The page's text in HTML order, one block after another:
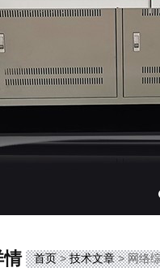
情 首页>技术文章> 网络